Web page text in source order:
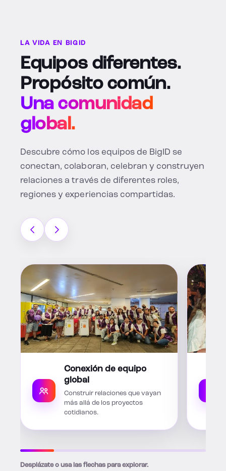
LA VIDA EN BIGID
Equipos diferentes.
Propósito común.
Una comunidad
global.
Descubre cómo los equipos de BigID se
conectan, colaboran, celebran y construyen
relaciones a través de diferentes roles,
regiones y experiencias compartidas.
Conexión de equipo
global
Construir relaciones que vayan
más allá de los proyectos
cotidianos.
Desplázate o usa las flechas para explorar.